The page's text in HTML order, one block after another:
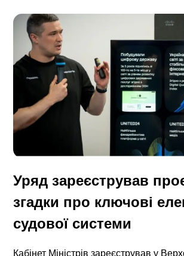
Уряд зареєстрував
згадки про ключові
судової системи
Кабінет Міністрів зареєстрував у